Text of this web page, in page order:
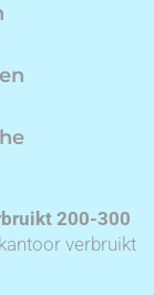
200-300
verbruikt